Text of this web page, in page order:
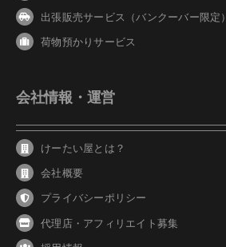
出張販売サービス（バンクーバー限定）
荷物預かりサービス
会社情報・運営
けーたい屋とは？
会社概要
プライバシーポリシー
代理店・アフィリエイト募集